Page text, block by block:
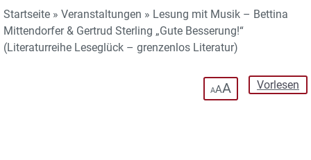
Startseite » Veranstaltungen » Lesung mit Musik – Bettina
Mittendorfer & Gertrud Sterling „Gute Besserung!“
(Literaturreihe Leseglück – grenzenlos Literatur)
Vorlesen
AAA